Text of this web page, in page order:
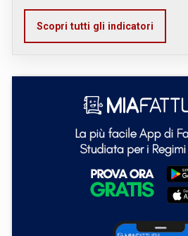
Scopri tutti gli indicatori